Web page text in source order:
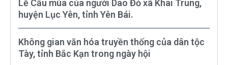
Lễ Cầu mùa của người Dao Đỏ xã Khai Trung,
huyện Lục Yên, tỉnh Yên Bái.
Không gian văn hóa truyền thống của dân tộc
Tày, tỉnh Bắc Kạn trong ngày hội